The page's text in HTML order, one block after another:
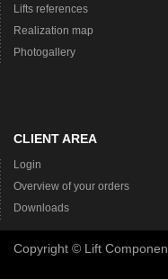
Lifts references
Realization map
Photogallery
CLIENT AREA
Login
Overview of your orders
Downloads
Copyright © Lift